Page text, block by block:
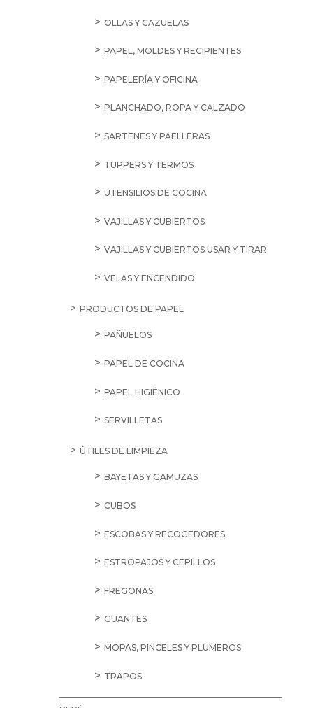
OLLAS Y CAZUELAS
PAPEL, MOLDES Y RECIPIENTES
PAPELERÍA Y OFICINA
PLANCHADO, ROPA Y CALZADO
SARTENES Y PAELLERAS
TUPPERS Y TERMOS
UTENSILIOS DE COCINA
VAJILLAS Y CUBIERTOS
VAJILLAS Y CUBIERTOS USAR Y TIRAR
VELAS Y ENCENDIDO
PRODUCTOS DE PAPEL
PAÑUELOS
PAPEL DE COCINA
PAPEL HIGIÉNICO
SERVILLETAS
ÚTILES DE LIMPIEZA
BAYETAS Y GAMUZAS
CUBOS
ESCOBAS Y RECOGEDORES
ESTROPAJOS Y CEPILLOS
FREGONAS
GUANTES
MOPAS, PINCELES Y PLUMEROS
TRAPOS